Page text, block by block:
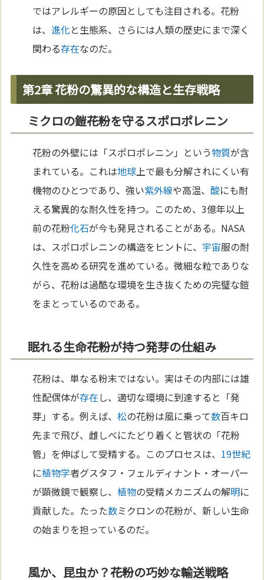
ではアレルギーの原因としても注目される。花粉
は、進化と生態系、さらには人類の歴史にまで深く
関わる存在なのだ。
第2章 花粉の驚異的な構造と生存戦略
ミクロの鎧――花粉を守るスポロポレニン
花粉の外壁には「スポロポレニン」という物質が含
まれている。これは地球上で最も分解されにくい有
機物のひとつであり、強い紫外線や高温、酸にも耐
える驚異的な耐久性を持つ。このため、3億年以上
前の花粉化石が今も発見されることがある。NASA
は、スポロポレニンの構造をヒントに、 宇宙服の耐
久性を高める研究を進めている。微細な粒でありな
がら、花粉は過酷な環境を生き抜くための完璧な鎧
をまとっているのである。
眠れる生命――花粉が持つ発芽の仕組み
花粉は、単なる粉末ではない。実はその内部には雄
性配偶体が存在し、適切な環境に到達すると「発
芽」する。例えば、松の花粉は風に乗って数百キロ
先まで飛び、雌しべにたどり着くと管状の「花粉
管」を伸ばして受精する。このプロセスは、 19世紀
に植物学者グスタフ・フェルディナント・オーパー
が顕微鏡で観察し、植物の受精メカニズムの解明に
貢献した。たった数ミクロンの花粉が、新しい生命
の始まりを担っているのだ。
風か、昆虫か？――花粉の巧妙な輸送戦略